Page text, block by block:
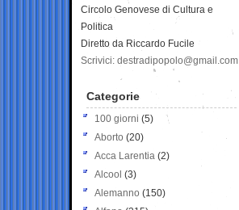
Circolo Genovese di Cultura e
Politica
Diretto da Riccardo Fucile
Scrivici: destradipopolo@gmail.com
Categorie
100 giorni (5)
Aborto (20)
Acca Larentia (2)
Alcool (3)
Alemanno (150)